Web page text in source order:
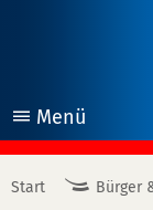
Menü
öffnen
Start Bürger